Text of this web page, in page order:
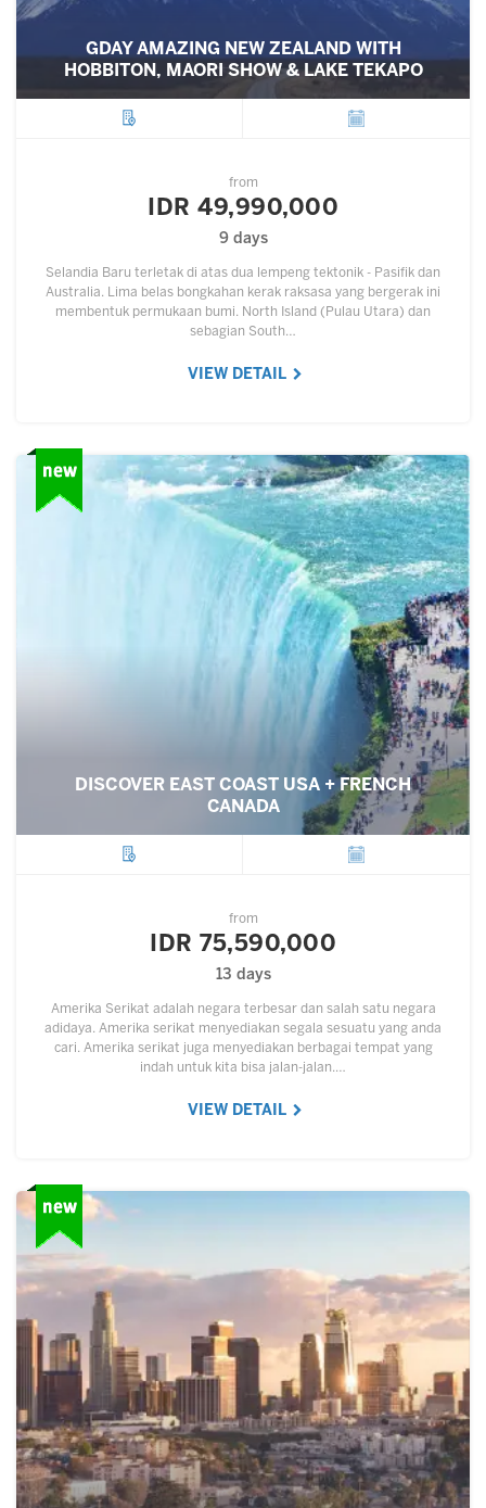
GDAY AMAZING NEW ZEALAND WITH
HOBBITON, MAORI SHOW & LAKE TEKAPO
from
IDR 49,990,000
9 days
Selandia Baru terletak di atas dua lempeng tektonik - Pasifik dan
Australia. Lima belas bongkahan kerak raksasa yang bergerak ini
membentuk permukaan bumi. North Island (Pulau Utara) dan
sebagian South…
VIEW DETAIL
DISCOVER EAST COAST USA + FRENCH
CANADA
from
IDR 75,590,000
13 days
Amerika Serikat adalah negara terbesar dan salah satu negara
adidaya. Amerika serikat menyediakan segala sesuatu yang anda
cari. Amerika serikat juga menyediakan berbagai tempat yang
indah untuk kita bisa jalan-jalan.…
VIEW DETAIL